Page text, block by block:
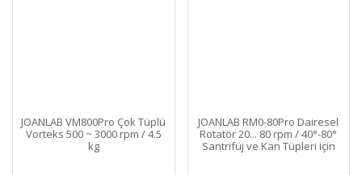
JOANLAB VM800Pro Çok Tüplü
Vorteks 500 ~ 3000 rpm / 4.5
kg
JOANLAB RM0-80Pro Dairesel
Rotatör 20... 80 rpm / 40°-80°
Santrifüj ve Kan Tüpleri için